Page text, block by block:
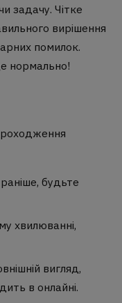
задачу. Чітке
вирішення
помилок.
нормально!
будьте
хвилюванні,
вигляд,
в онлайні.